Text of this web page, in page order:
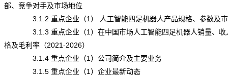
部、竞争对手及市场地位
3.1.2 重点企业（1）
人工智能四足机器人产品规格、参数及
3.1.3 重点企业（1）在中国市场人工智能四足机器人销量、收
格及毛利率（2021-2026）
3.1.4 重点企业（1）公司简介及主要业务
3.1.5 重点企业（1）企业最新动态